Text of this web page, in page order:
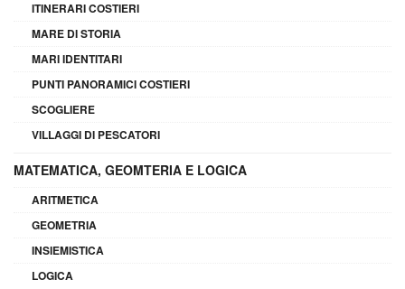
ITINERARI COSTIERI
MARE DI STORIA
MARI IDENTITARI
PUNTI PANORAMICI COSTIERI
SCOGLIERE
VILLAGGI DI PESCATORI
MATEMATICA, GEOMTERIA E LOGICA
ARITMETICA
GEOMETRIA
INSIEMISTICA
LOGICA